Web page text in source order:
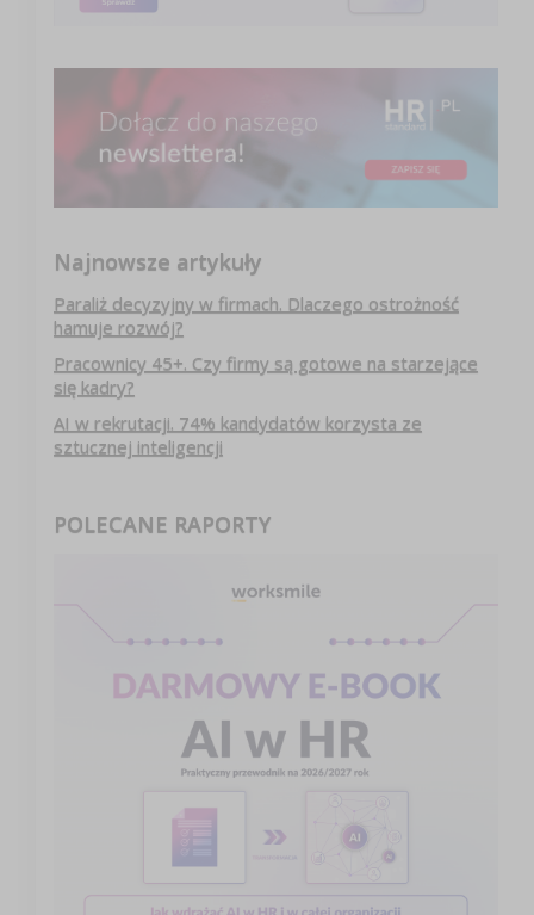
Najnowsze artykuły
Paraliż decyzyjny w firmach. Dlaczego ostrożność
hamuje rozwój?
Pracownicy 45+. Czy firmy są gotowe na starzejące
się kadry?
AI w rekrutacji. 74% kandydatów korzysta ze
sztucznej inteligencji
POLECANE RAPORTY